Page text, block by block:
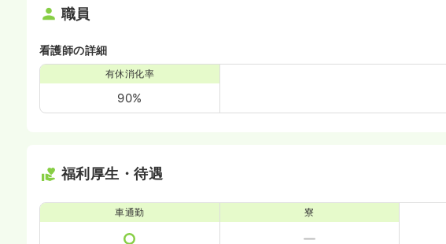
職員
看護師の詳細
有休消化率
90%
福利厚生・待遇
車通勤 寮